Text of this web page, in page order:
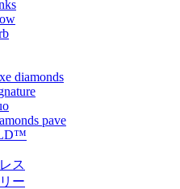
diamonds
pave
ス
ー